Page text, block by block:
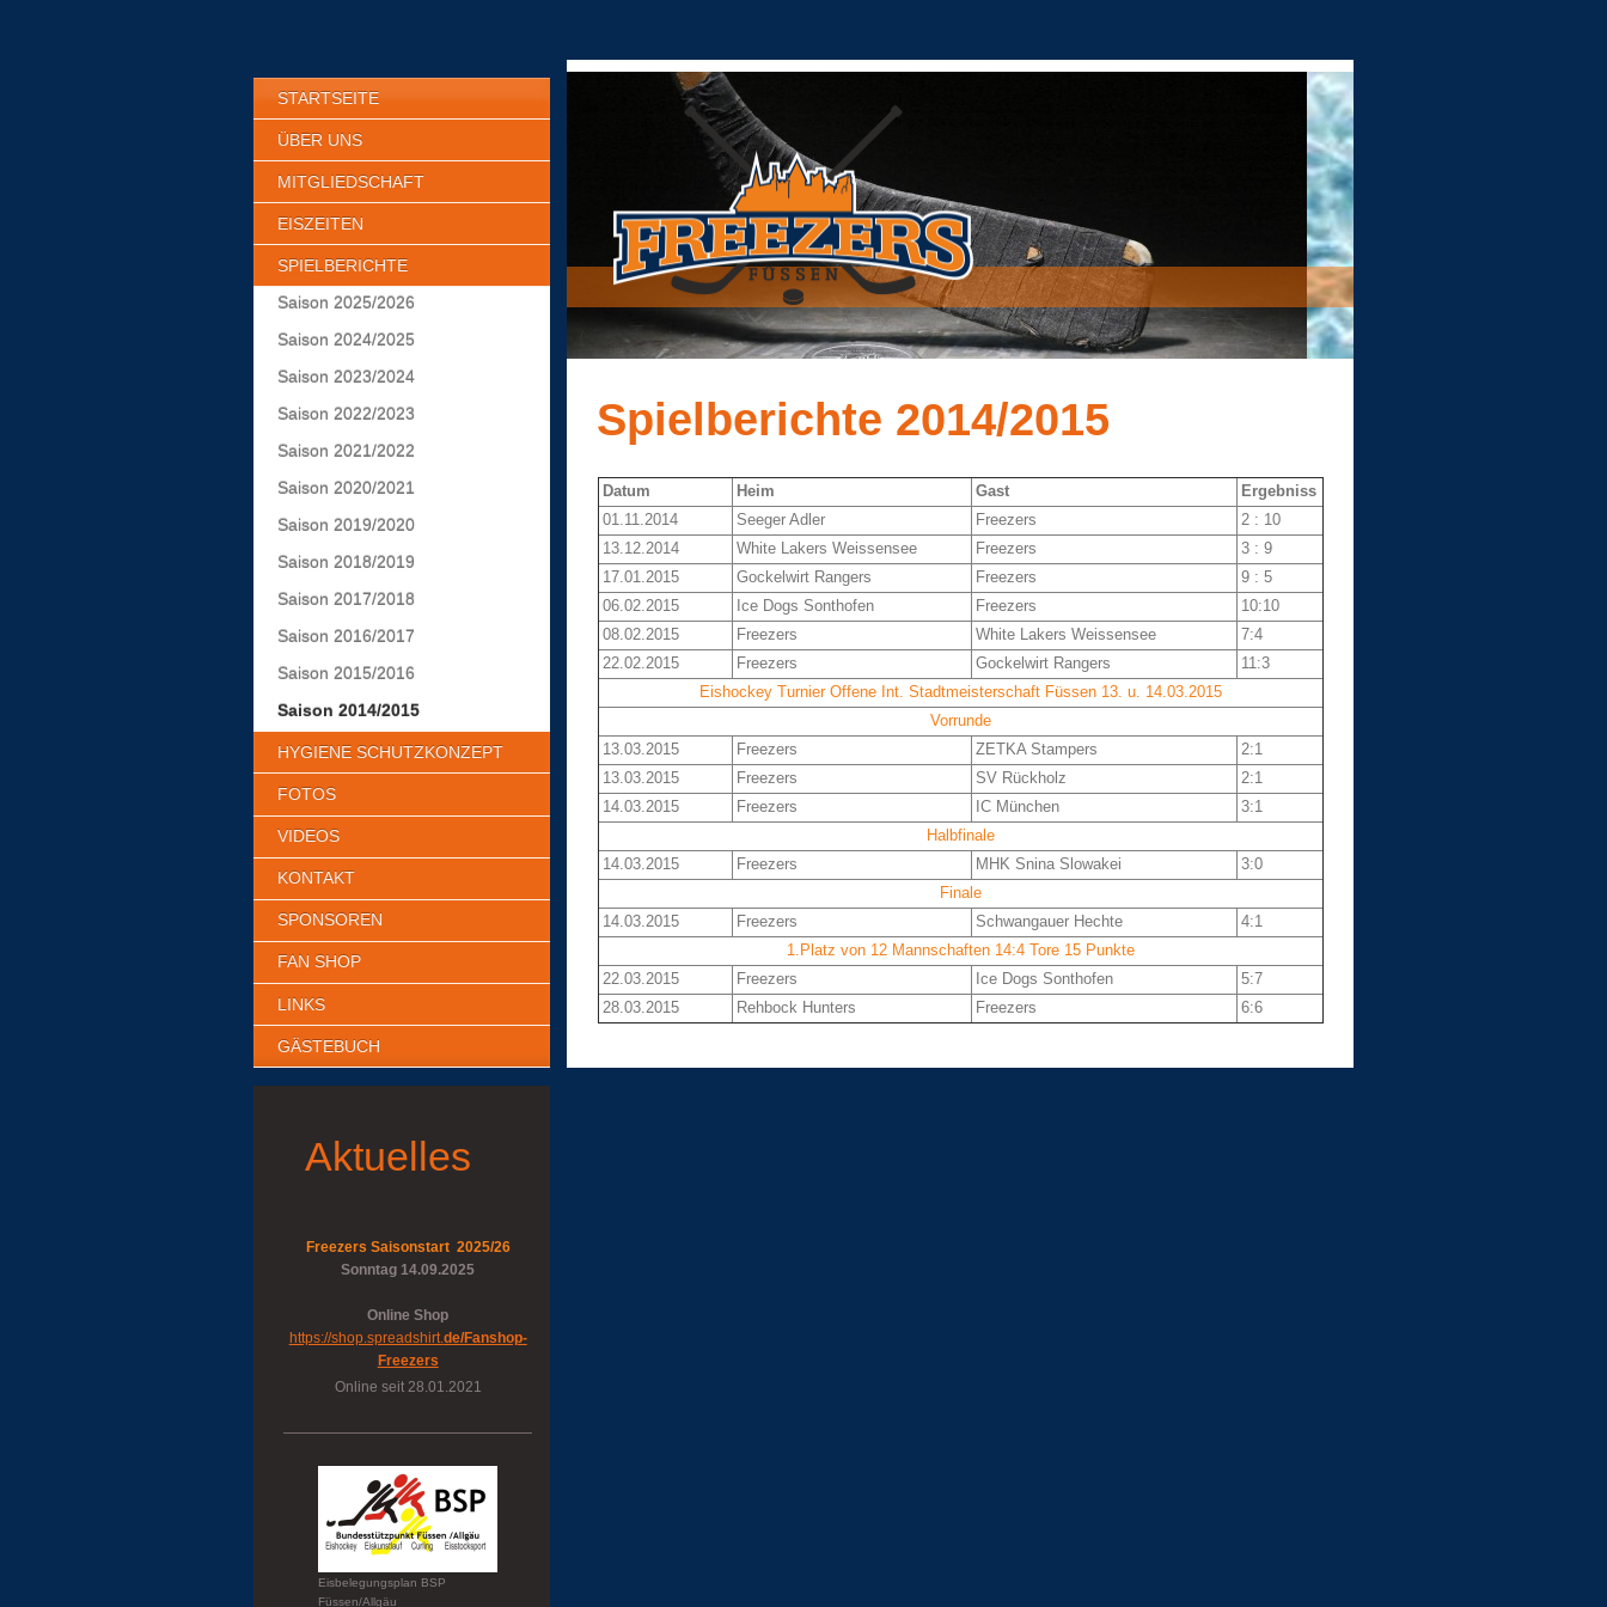
Spielberichte 2014/2015
Datum Heim Gast
Ergebniss
01.11.2014
Seeger Adler Freezers
2 : 10
13.12.2014
White Lakers Weissensee Freezers
3 : 9
17.01.2015
Gockelwirt Rangers Freezers
9 : 5
06.02.2015
Ice Dogs Sonthofen Freezers
10:10
08.02.2015
Freezers White Lakers Weissensee
7:4
22.02.2015
Freezers Gockelwirt Rangers
11:3
Eishockey Turnier Offene Int. Stadtmeisterschaft Füssen 13. u. 14.03.2015
Vorrunde
13.03.2015
Freezers ZETKA Stampers
2:1
13.03.2015
Freezers SV Rückholz
2:1
14.03.2015
Freezers IC München
3:1
Halbfinale
14.03.2015
Freezers MHK Snina Slowakei
3:0
Finale
14.03.2015
Freezers Schwangauer Hechte
4:1
1.Platz von 12 Mannschaften 14:4 Tore 15 Punkte
22.03.2015
Freezers Ice Dogs Sonthofen
5:7
28.03.2015
Rehbock Hunters Freezers 6:6
STARTSEITE
ÜBER UNS
MITGLIEDSCHAFT
EISZEITEN
SPIELBERICHTE
Saison 2025/2026
Saison 2024/2025
Saison 2023/2024
Saison 2022/2023
Saison 2021/2022
Saison 2020/2021
Saison 2019/2020
Saison 2018/2019
Saison 2017/2018
Saison 2016/2017
Saison 2015/2016
Saison 2014/2015
HYGIENE SCHUTZKONZEPT
FOTOS
VIDEOS
KONTAKT
SPONSOREN
FAN SHOP
LINKS
GÄSTEBUCH
Aktuelles
Freezers Saisonstart 2025/26
Sonntag 14.09.2025
Online Shop
https://shop.spreadshirt.de/Fanshop-
Freezers
Online seit 28.01.2021
Eisbelegungsplan BSP
Füssen/Allgäu